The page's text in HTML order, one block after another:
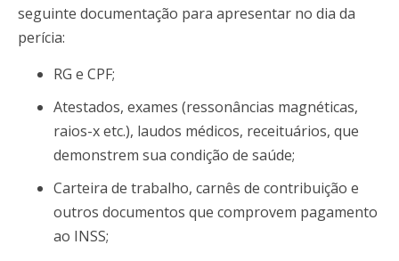
seguinte documentação para apresentar no dia da
perícia:
RG e CPF;
Atestados, exames (ressonâncias magnéticas,
raios-x etc.), laudos médicos, receituários, que
demonstrem sua condição de saúde;
Carteira de trabalho, carnês de contribuição e
outros documentos que comprovem pagamento
ao INSS;